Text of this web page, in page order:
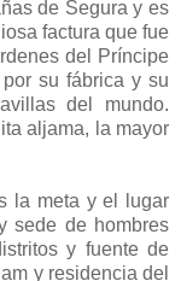
de Segura y es
factura que fue
del Príncipe
por su fábrica y su
del mundo.
aljama, la mayor
la meta y el lugar
sede de hombres
y fuente de
y residencia del